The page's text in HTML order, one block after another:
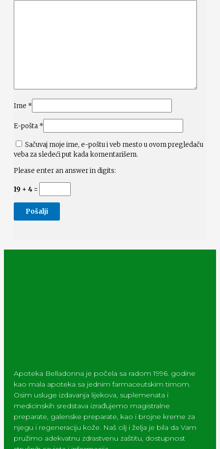
Ime *
E-pošta *
Sačuvaj moje ime, e-poštu i veb mesto u ovom pregledaču
veba za sledeći put kada komentarišem.
Please enter an answer in digits:
19 + 4 =
Apoteka Belladonna je počela sa radom 1996. godine
kao mala apoteka sa jednim farmaceutskim timom.
Osim usluge izdavanja lijekova, suplemenata i
medicinskih sredstava izrađujemo magistralne
preparate, galenske preparate, kao i brojne kreme za
njegu i regeneraciju kože. Naš cilj i želja je bila da Vam
pružimo adekvatnu zdrastvenu zaštitu, dostupnost